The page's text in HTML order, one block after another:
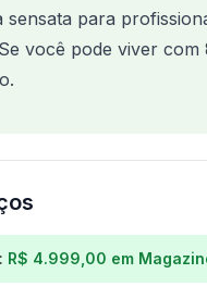
para
você pode viver
Notebook ASUS
R$ 4.999,00 em